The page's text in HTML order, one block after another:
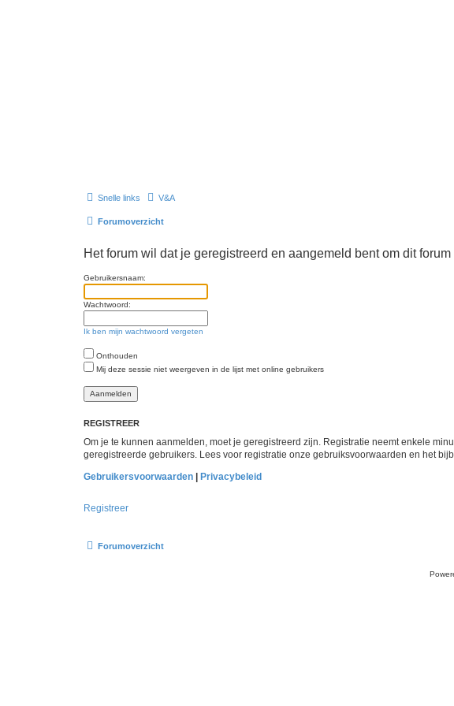
Snelle links V&A
Forumoverzicht
Het forum wil dat je geregistreerd en aangemeld bent om dit
Gebruikersnaam:
Wachtwoord:
Ik ben mijn wachtwoord vergeten
Onthouden
Mij deze sessie niet weergeven in de lijst met online gebruikers
REGISTREER
Om je te kunnen aanmelden, moet je geregistreerd zijn. Registratie neemt enkele
geregistreerde gebruikers. Lees voor registratie onze gebruiksvoorwaarden en het
Gebruikersvoorwaarden | Privacybeleid
Registreer
Forumoverzicht